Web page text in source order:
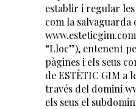
establir i regular les
com la salvaguarda
“Lloc”), entenent
pàgines i els seus
de ESTÈTIC GIM a
través del domini
els seus el